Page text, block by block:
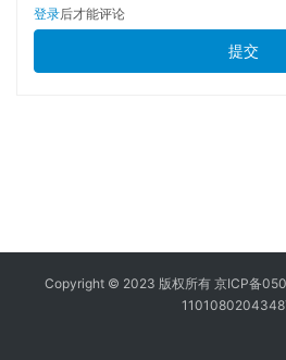
登录后才能评论
提交
Copyright © 2023 版权所有 京ICP备